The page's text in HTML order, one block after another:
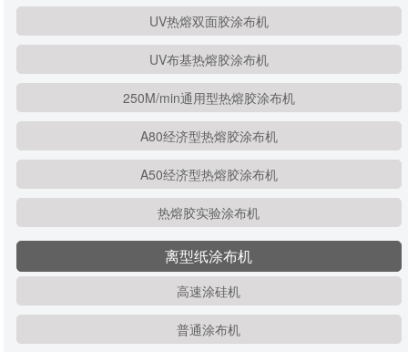
UV热熔双面胶涂布机
UV布基热熔胶涂布机
250M/min通用型热熔胶涂布机
A80经济型热熔胶涂布机
A50经济型热熔胶涂布机
热熔胶实验涂布机
离型纸涂布机
高速涂硅机
普通涂布机